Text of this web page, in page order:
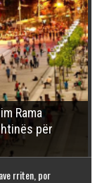
Rama
për
rriten, por